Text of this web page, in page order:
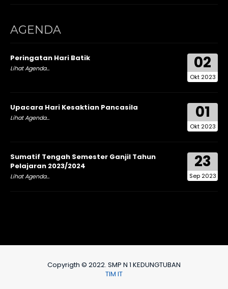
AGENDA
02
Okt 2023
Peringatan Hari Batik
Lihat Agenda...
01
Okt 2023
Upacara Hari Kesaktian Pancasila
Lihat Agenda...
23
Sep 2023
Sumatif Tengah Semester Ganjil Tahun
Pelajaran 2023/2024
Lihat Agenda...
Copyrigth © 2022. SMP N 1 KEDUNGTUBAN
TIM IT